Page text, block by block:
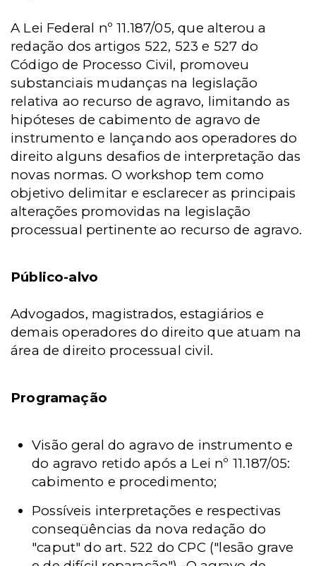
A Lei Federal nº 11.187/05, que alterou a
redação dos artigos 522, 523 e 527 do
Código de Processo Civil, promoveu
substanciais mudanças na legislação
relativa ao recurso de agravo, limitando as
hipóteses de cabimento de agravo de
instrumento e lançando aos operadores do
direito alguns desafios de interpretação das
novas normas. O workshop tem como
objetivo delimitar e esclarecer as principais
alterações promovidas na legislação
processual pertinente ao recurso de agravo.
Público-alvo
Advogados, magistrados, estagiários e
demais operadores do direito que atuam na
área de direito processual civil.
Programação
Visão geral do agravo de instrumento e
do agravo retido após a Lei nº 11.187/05:
cabimento e procedimento;
Possíveis interpretações e respectivas
conseqüências da nova redação do
"caput" do art. 522 do CPC ("lesão grave